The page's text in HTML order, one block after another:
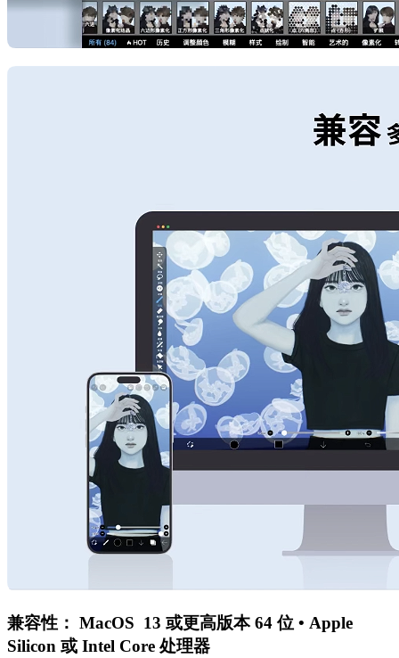
兼容性： MacOS 13 或更高版本 64 位 • Apple
Silicon 或 Intel Core 处理器